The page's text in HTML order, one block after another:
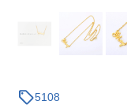
sell5108